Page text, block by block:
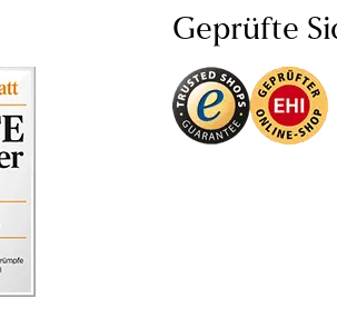
Geprüfte